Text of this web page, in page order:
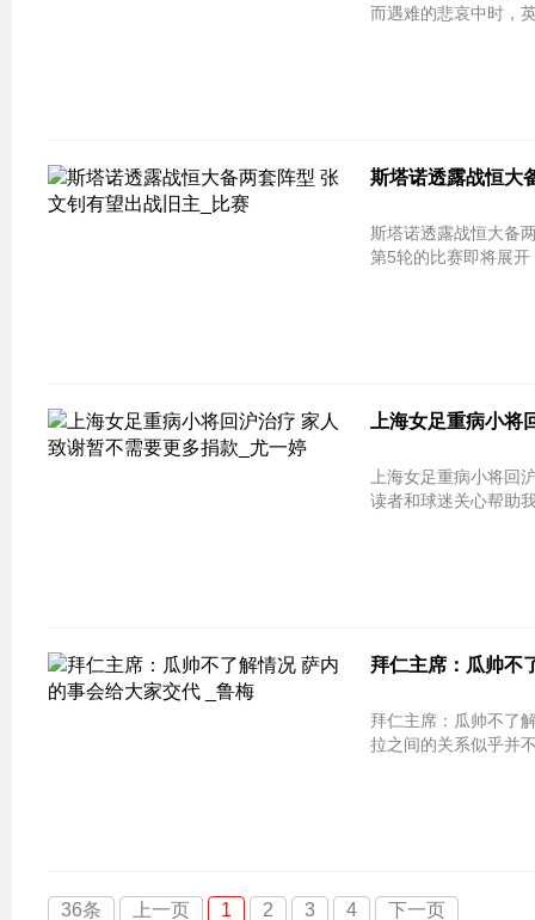
而遇难的悲哀中时，
斯塔诺透露战恒大
斯塔诺透露战恒大备
第5轮的比赛即将展
上海女足重病小
上海女足重病小将回沪治疗 家
读者和球迷关心帮助
拜仁主席：瓜帅不
拜仁主席：瓜帅不了
拉之间的关系似乎并
36条 上一页 1 2 3 4 下一页